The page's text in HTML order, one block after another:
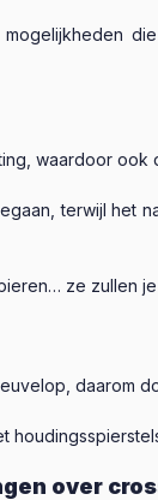
waardoor
terwijl het
ze zullen je
daarom
over